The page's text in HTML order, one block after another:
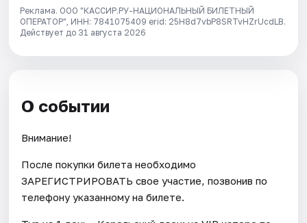
Реклама. ООО "КАССИР.РУ-НАЦИОНАЛЬНЫЙ БИЛЕТНЫЙ
ОПЕРАТОР", ИНН: 7841075409 erid: 25H8d7vbP8SRTvHZrUcdLB.
Действует до 31 августа 2026
О событии
Внимание!
После покупки билета необходимо
ЗАРЕГИСТРИРОВАТЬ свое участие, позвонив по
телефону указанному на билете.